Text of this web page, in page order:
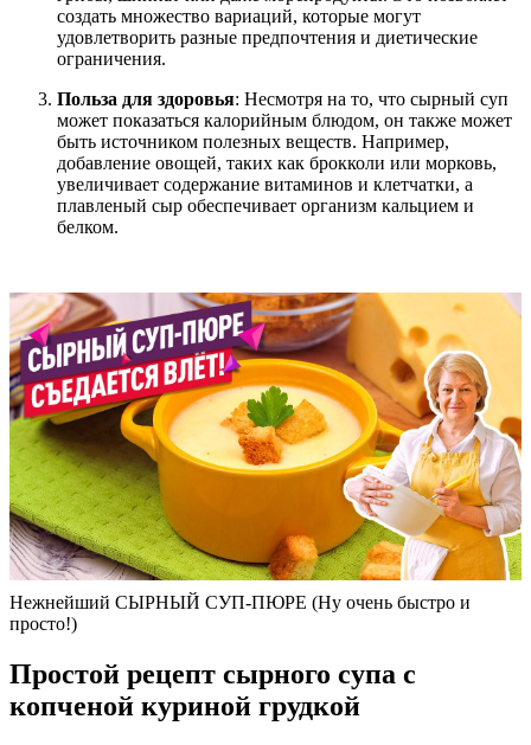
создать множество вариаций, которые могут
удовлетворить разные предпочтения и диетические
ограничения.
Польза для здоровья: Несмотря на то, что сырный суп
может показаться калорийным блюдом, он также может
быть источником полезных веществ. Например,
добавление овощей, таких как брокколи или морковь,
увеличивает содержание витаминов и клетчатки, а
плавленый сыр обеспечивает организм кальцием и
белком.
Нежнейший СЫРНЫЙ СУП-ПЮРЕ (Ну очень быстро и
просто!)
Простой рецепт сырного супа с
копченой куриной грудкой